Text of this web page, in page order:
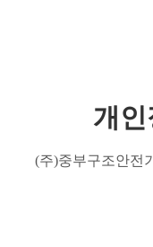
개
(주)중부구조안전